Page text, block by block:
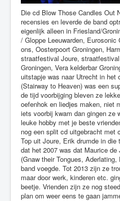
Die cd Blow Those Candles Out
recensies en leverde de band
eigenlijk alleen in Friesland/
/ Gloppe Leeuwarden, Eurosonic
ons, Oosterpoort Groningen,
straatfestival Joure,
Groningen, Vera kelderbar
uitstapje was naar Utrecht in het
(Stairway to Heaven) was een
de tijd voorbijging bleven ze
oefenhok en liedjes maken, niet
iets voorbij kwam dan gingen ze
leuke hobby met je beste
nog een split cd uitgebracht met
Top uit Joure, Erik drumde in
dat het 2007 was dat Maurice de
(Gnaw their Tongues,
band voegde. Tot 2013 zijn ze
maar door werk, kinderen etc.
beetje. Vrienden zijn ze nog
plan om weer eens te gaan